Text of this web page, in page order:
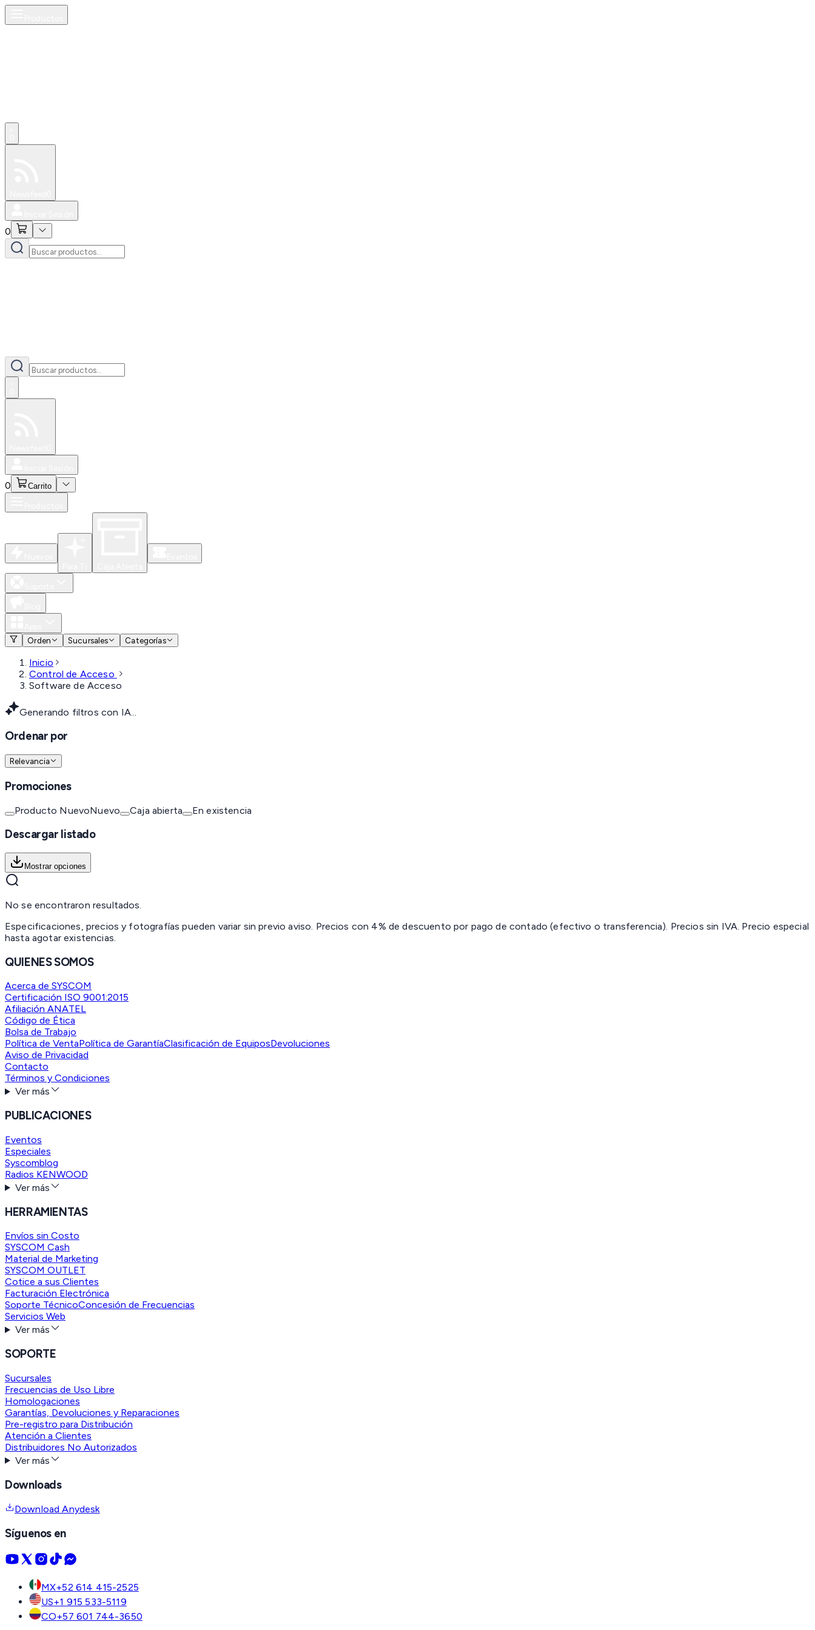
0
0 Carrito
Orden
Sucursales Categorías
Inicio
Control de Acceso
Software de Acceso
Generando filtros con IA...
Ordenar por
Relevancia
Promociones
Producto NuevoNuevo Caja abierta En existencia
Descargar listado
Mostrar opciones
No se encontraron resultados.
Especificaciones, precios y fotografías pueden variar sin previo aviso. Precios con 4% de descuento por pago de contado (efectivo o transferencia). Precios sin IVA. Precio especial
hasta agotar existencias.
QUIENES SOMOS
Acerca de SYSCOM
Certificación ISO 9001:2015
Afiliación ANATEL
Código de Ética
Bolsa de Trabajo
Política de VentaPolítica de GarantíaClasificación de EquiposDevoluciones
Aviso de Privacidad
Contacto
Términos y Condiciones
Ver más
PUBLICACIONES
Eventos
Especiales
Syscomblog
Radios KENWOOD
Ver más
HERRAMIENTAS
Envíos sin Costo
SYSCOM Cash
Material de Marketing
SYSCOM OUTLET
Cotice a sus Clientes
Facturación Electrónica
Soporte TécnicoConcesión de Frecuencias
Servicios Web
Ver más
SOPORTE
Sucursales
Frecuencias de Uso Libre
Homologaciones
Garantías, Devoluciones y Reparaciones
Pre-registro para Distribución
Atención a Clientes
Distribuidores No Autorizados
Ver más
Downloads
Download Anydesk
Síguenos en
MX+52 614 415-2525
US+1 915 533-5119
CO+57 601 744-3650